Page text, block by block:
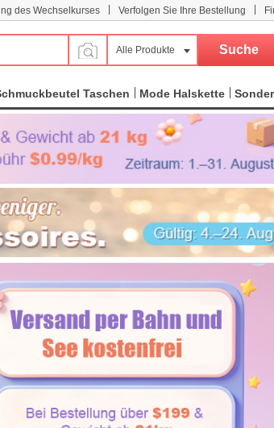
des Wechselkurses Verfolgen Sie Ihre Bestellung
Alle Produkte
Taschen Mode Halskette